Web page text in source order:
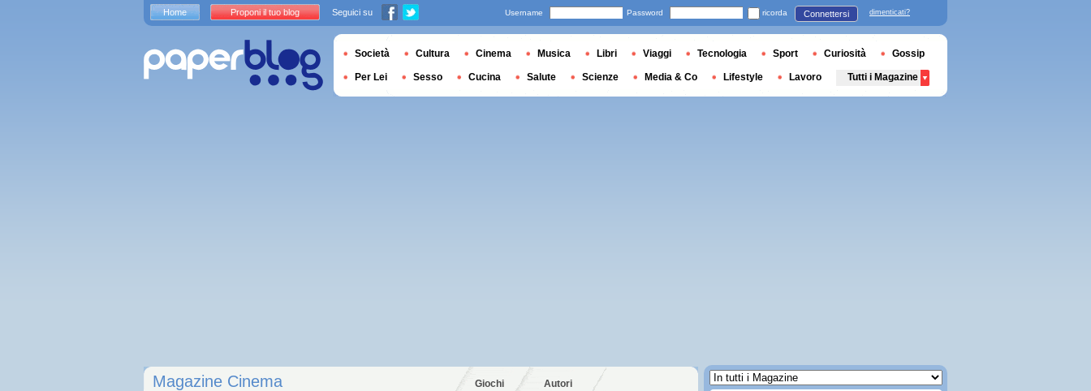
Magazine Cinema Giochi Autori
Home Proponi il tuo blog Seguici su Username Password ricorda Connettersi dimenticati?
Società Cultura Cinema Musica Libri Viaggi Tecnologia Sport Curiosità Gossip
Per Lei Sesso Cucina Salute Scienze Media & Co Lifestyle Lavoro Tutti i Magazine